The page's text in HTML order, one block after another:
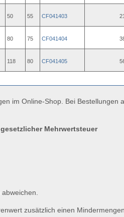
50 55 CF041403
80 75 CF041404
118 80 CF041405
im Online-Shop. Bei Bestellungen
Mehrwertsteuer
zusätzlich einen